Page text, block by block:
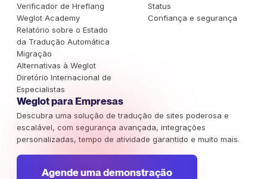
Verificador de Hreflang
Weglot Academy
Relatório sobre o Estado
da Tradução Automática
Migração
Alternativas à Weglot
Diretório Internacional de
Especialistas
Status
Confiança e segurança
Weglot para Empresas
Descubra uma solução de tradução de sites poderosa e
escalável, com segurança avançada, integrações
personalizadas, tempo de atividade garantido e muito mais.
Agende uma demonstração